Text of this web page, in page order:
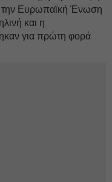
την Ευρωπαϊκή Ένωση
και η
για πρώτη φορά